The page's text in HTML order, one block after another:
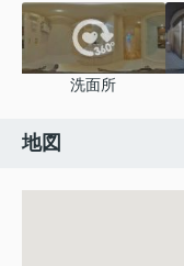
洗面所
地図